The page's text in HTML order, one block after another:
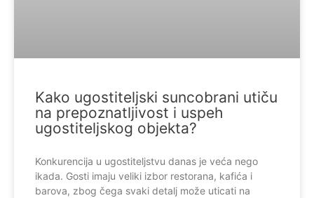
Kako ugostiteljski suncobrani utiču
na prepoznatljivost i uspeh
ugostiteljskog objekta?
Konkurencija u ugostiteljstvu danas je veća nego
ikada. Gosti imaju veliki izbor restorana, kafića i
barova, zbog čega svaki detalj može uticati na